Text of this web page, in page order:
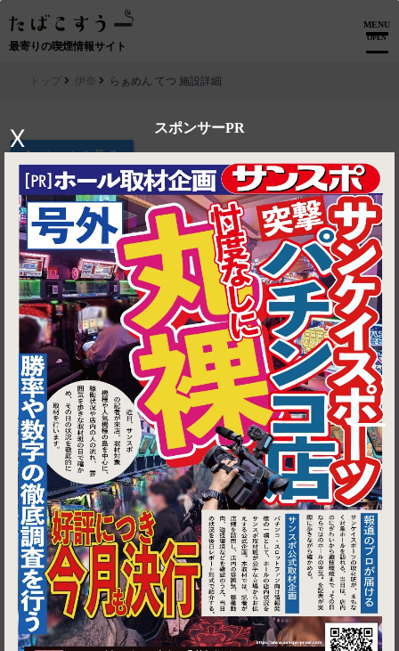
最寄りの喫煙情報サイト
MENU
OPEN
スポンサーPR
X
1
トップ 伊奈 らぁめん てつ 施設詳細
▶ ルートを見る
伊奈│らぁめん てつ
蓮田市大字閏戸625-3